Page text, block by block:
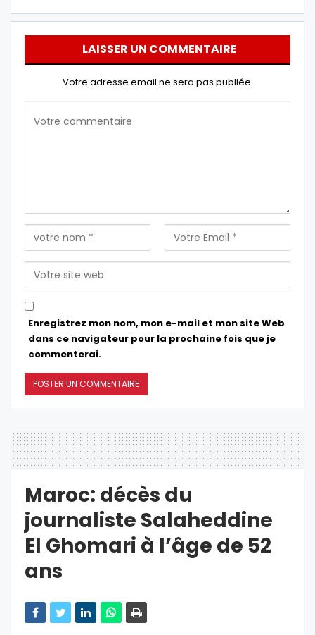
LAISSER UN COMMENTAIRE
Votre adresse email ne sera pas publiée.
Enregistrez mon nom, mon e-mail et mon site Web
dans ce navigateur pour la prochaine fois que je
commenterai.
Maroc: décès du
journaliste Salaheddine
El Ghomari à l’âge de 52
ans